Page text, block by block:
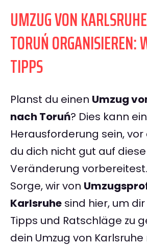
UMZUG VON
TORUŃ ORGANISIEREN:
TIPPS
Planst du einen Umzug
nach Toruń? Dies kann
Herausforderung sein,
du dich nicht gut auf
Veränderung
Sorge, wir von
Karlsruhe sind hier, um
Tipps und Ratschläge zu
dein Umzug von